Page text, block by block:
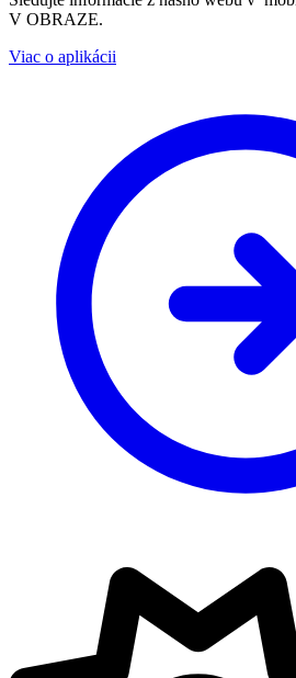
V OBRAZE.
Viac o aplikácii